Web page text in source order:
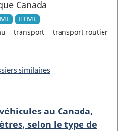
Canada
HTML
transport
transport routier
similaires
au Canada,
selon le type de